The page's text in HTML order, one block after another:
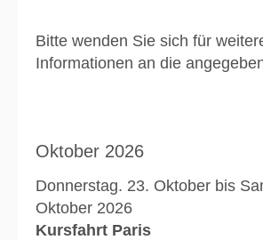
Bitte wenden Sie sich für
Informationen an die
Oktober 2026
Donnerstag. 23. Oktober bis
Oktober 2026
Kursfahrt Paris